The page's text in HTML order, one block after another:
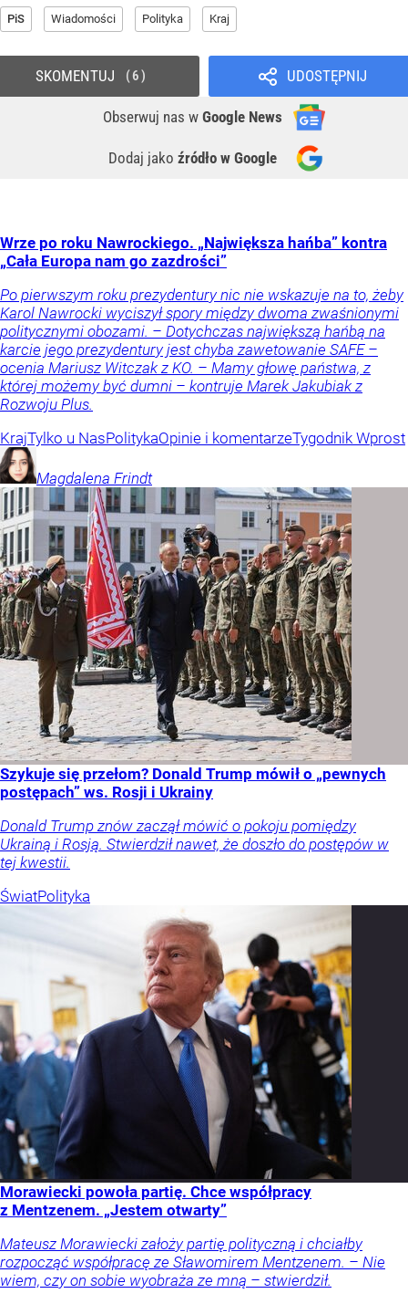
PiS Wiadomości Polityka Kraj
UDOSTĘPNIJ
Obserwuj nas w Google News
Dodaj jako źródło w Google
SKOMENTUJ 6
Wrze po roku Nawrockiego. „Największa hańba” kontra
„Cała Europa nam go zazdrości”
Po pierwszym roku prezydentury nic nie wskazuje na to, żeby
Karol Nawrocki wyciszył spory między dwoma zwaśnionymi
politycznymi obozami. – Dotychczas największą hańbą na
karcie jego prezydentury jest chyba zawetowanie SAFE –
ocenia Mariusz Witczak z KO. – Mamy głowę państwa, z
której możemy być dumni – kontruje Marek Jakubiak z
Rozwoju Plus.
KrajTylko u NasPolitykaOpinie i komentarzeTygodnik Wprost
Magdalena Frindt
Szykuje się przełom? Donald Trump mówił o „pewnych
postępach” ws. Rosji i Ukrainy
Donald Trump znów zaczął mówić o pokoju pomiędzy
Ukrainą i Rosją. Stwierdził nawet, że doszło do postępów w
tej kwestii.
ŚwiatPolityka
Morawiecki powoła partię. Chce współpracy
z Mentzenem. „Jestem otwarty”
Mateusz Morawiecki założy partię polityczną i chciałby
rozpocząć współpracę ze Sławomirem Mentzenem. – Nie
wiem, czy on sobie wyobraża ze mną – stwierdził.